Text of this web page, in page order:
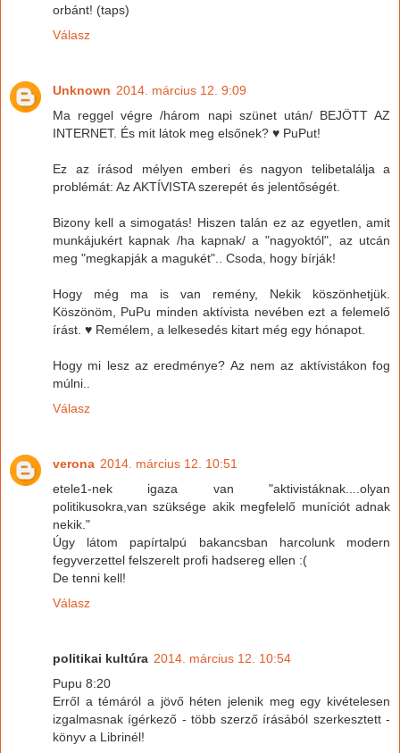
orbánt! (taps)
Válasz
Unknown 2014. március 12. 9:09
Ma reggel végre /három napi szünet után/ BEJÖTT AZ
INTERNET. És mit látok meg elsőnek? ♥ PuPut!
Ez az írásod mélyen emberi és nagyon telibetalálja a
problémát: Az AKTÍVISTA szerepét és jelentőségét.
Bizony kell a simogatás! Hiszen talán ez az egyetlen, amit
munkájukért kapnak /ha kapnak/ a "nagyoktól", az utcán
meg "megkapják a magukét".. Csoda, hogy bírják!
Hogy még ma is van remény, Nekik köszönhetjük.
Köszönöm, PuPu minden aktívista nevében ezt a felemelő
írást. ♥ Remélem, a lelkesedés kitart még egy hónapot.
Hogy mi lesz az eredménye? Az nem az aktívistákon fog
múlni..
Válasz
verona 2014. március 12. 10:51
etele1-nek igaza van "aktivistáknak....olyan
politikusokra,van szüksége akik megfelelő muníciót adnak
nekik."
Úgy látom papírtalpú bakancsban harcolunk modern
fegyverzettel felszerelt profi hadsereg ellen :(
De tenni kell!
Válasz
politikai kultúra 2014. március 12. 10:54
Pupu 8:20
Erről a témáról a jövő héten jelenik meg egy kivételesen
izgalmasnak ígérkező - több szerző írásából szerkesztett -
könyv a Librinél!